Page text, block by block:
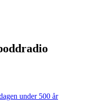
under 500 år